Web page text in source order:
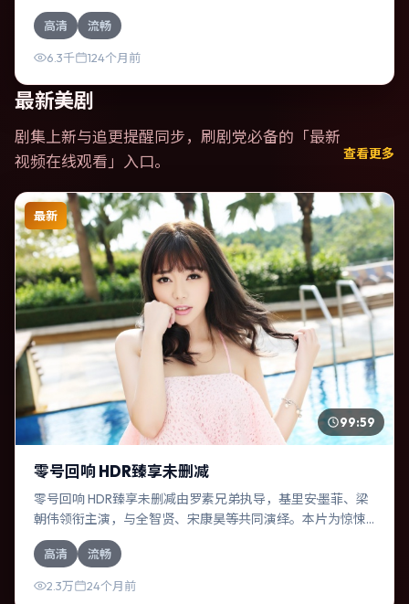
国，围绕一次意外选择展开连锁反应；配乐与色彩高度服务
于主题，结尾留白耐人寻味。
高清 流畅
6.3千 124个月前
最新美剧
剧集上新与追更提醒同步，刷剧党必备的「最新
视频在线观看 」入口。 查看更多
最新
99:59
零号回响 HDR臻享未删减
零号回响 HDR臻享未删减由罗素兄弟执导，基里安·墨菲、梁
朝伟领衔主演，与全智贤、宋康昊等共同演绎。本片为惊悚
类型，主要班底与取景来自泰国。时间循环困住主角，每一
次醒来规则都在改变。影片整体气质明快，节奏紧凑，人物
动机清晰，适合喜欢强情节与细腻表演的观众。
高清 流畅
2.3万 24个月前